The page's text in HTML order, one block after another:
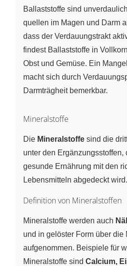
Ballaststoffe sind
quellen im Magen und Darm
dass der Verdauungstrakt
findest Ballaststoffe in
Obst und Gemüse. Ein
macht sich durch
Darmträgheit bemerkbar.
Mineralstoffe
Die Mineralstoffe sind die
unter den Ergänzungsstoffen,
gesunde Ernährung mit den
Lebensmitteln abgedeckt wird.
Definition von Mineralstoffen
Mineralstoffe werden auch
und in gelöster Form über die
aufgenommen. Beispiele für
Mineralstoffe sind Calcium,